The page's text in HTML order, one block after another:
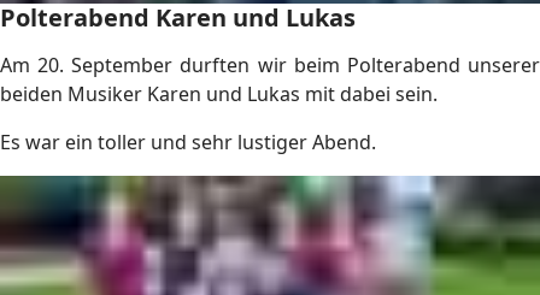
Polterabend Karen und Lukas
Am 20. September durften wir beim Polterabend unserer
beiden Musiker Karen und Lukas mit dabei sein.
Es war ein toller und sehr lustiger Abend.